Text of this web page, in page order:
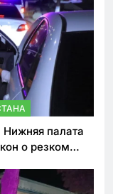
Нижняя палата
о резком